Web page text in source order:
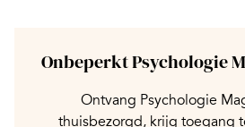
Onbeperkt Psychologie
Ontvang Psychologie
thuisbezorgd, krijg toegang